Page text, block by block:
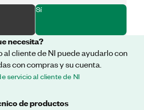
Sí
necesita?
al cliente de NI puede ayudarlo con
con compras y su cuenta.
servicio al cliente de NI
de productos